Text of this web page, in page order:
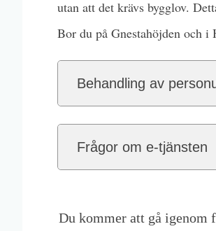
utan att det krävs bygglov.
Bor du på Gnestahöjden och
Behandling av
Frågor om e-tjänsten
Du kommer att gå igenom